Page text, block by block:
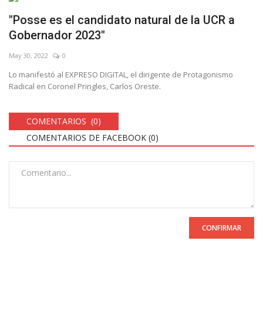
"Posse es el candidato natural de la UCR a
Gobernador 2023"
May 30, 2022 0
Lo manifestó al EXPRESO DIGITAL, el dirigente de Protagonismo
Radical en Coronel Pringles, Carlos Oreste.
COMENTARIOS (0)
COMENTARIOS DE FACEBOOK (0)
CONFIRMAR